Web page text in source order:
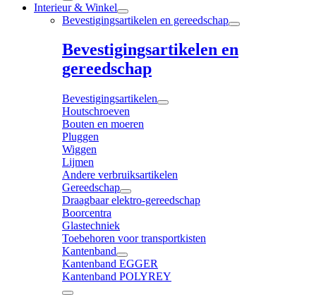
Interieur & Winkel
Bevestigingsartikelen en gereedschap
Bevestigingsartikelen en
gereedschap
Bevestigingsartikelen
Houtschroeven
Bouten en moeren
Pluggen
Wiggen
Lijmen
Andere verbruiksartikelen
Gereedschap
Draagbaar elektro-gereedschap
Boorcentra
Glastechniek
Toebehoren voor transportkisten
Kantenband
Kantenband EGGER
Kantenband POLYREY